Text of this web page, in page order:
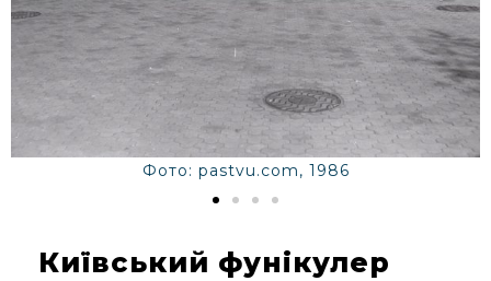
Фото: pastvu.com, 1986
Київський фунікулер